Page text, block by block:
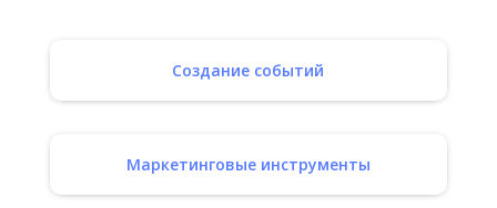
Создание событий
Маркетинговые инструменты